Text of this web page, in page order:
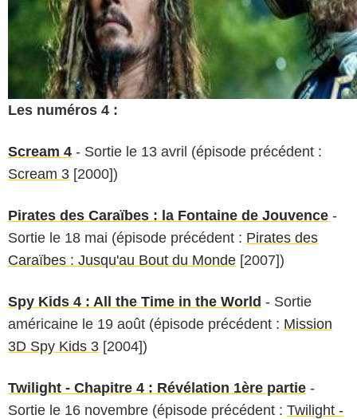
Les numéros 4 :
Scream 4 - Sortie le 13 avril (épisode précédent :
Scream 3 [2000])
Pirates des Caraïbes : la Fontaine de Jouvence -
Sortie le 18 mai (épisode précédent : Pirates des
Caraïbes : Jusqu'au Bout du Monde [2007])
Spy Kids 4 : All the Time in the World - Sortie
américaine le 19 août (épisode précédent : Mission
3D Spy Kids 3 [2004])
Twilight - Chapitre 4 : Révélation 1ère partie -
Sortie le 16 novembre (épisode précédent : Twilight -